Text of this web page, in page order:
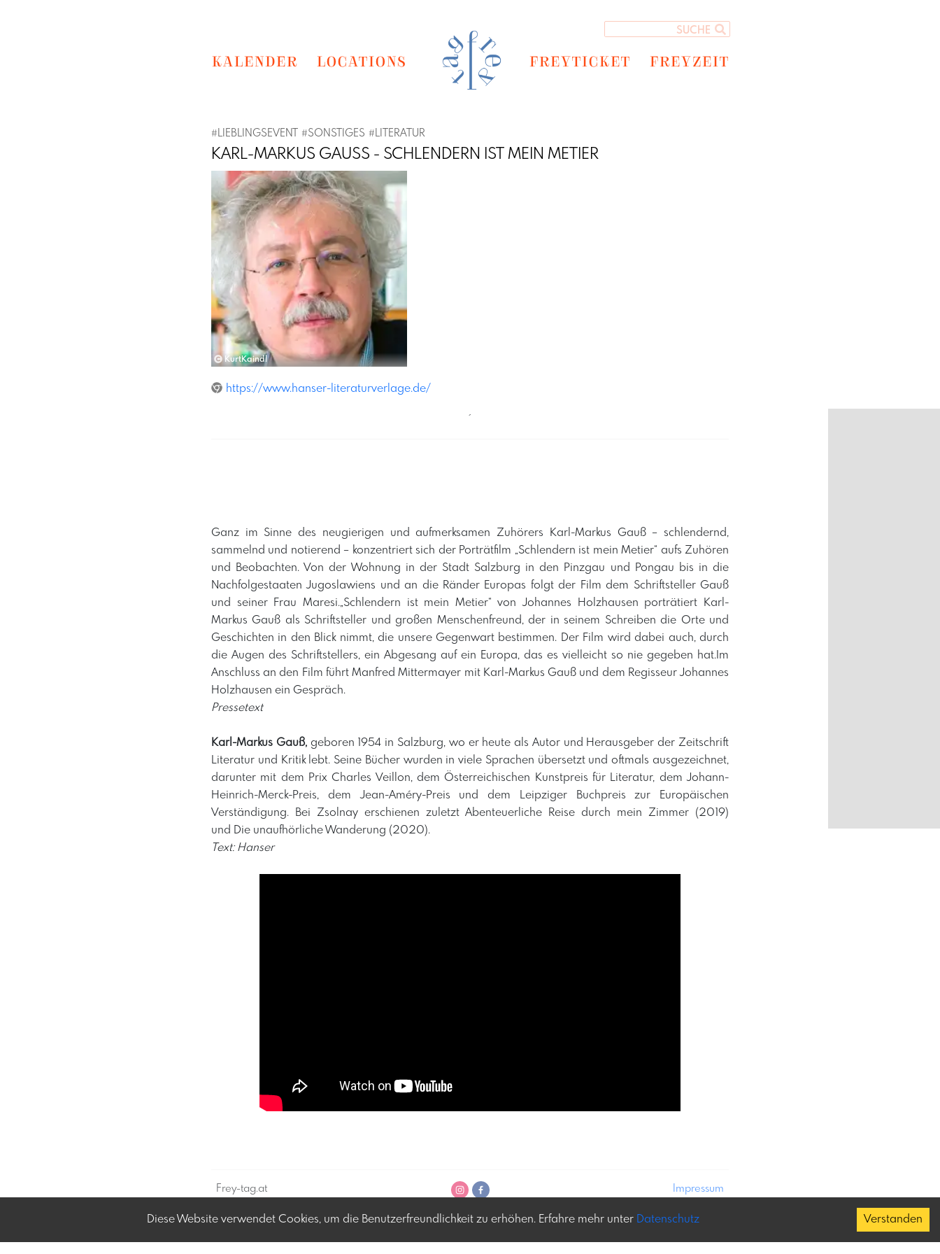
KALENDER LOCATIONS FREYTICKET FREYZEIT
#LIEBLINGSEVENT #SONSTIGES #LITERATUR
KARL-MARKUS GAUSS - SCHLENDERN IST MEIN METIER
KurtKaindl
Previous
https://www.hanser-literaturverlage.de/
´
Ganz im Sinne des neugierigen und aufmerksamen Zuhörers Karl-Markus Gauß – schlendernd,
sammelnd und notierend – konzentriert sich der Porträtfilm „Schlendern ist mein Metier“ aufs Zuhören
und Beobachten. Von der Wohnung in der Stadt Salzburg in den Pinzgau und Pongau bis in die
Nachfolgestaaten Jugoslawiens und an die Ränder Europas folgt der Film dem Schriftsteller Gauß
und seiner Frau Maresi.„Schlendern ist mein Metier“ von Johannes Holzhausen porträtiert Karl-
Markus Gauß als Schriftsteller und großen Menschenfreund, der in seinem Schreiben die Orte und
Geschichten in den Blick nimmt, die unsere Gegenwart bestimmen. Der Film wird dabei auch, durch
die Augen des Schriftstellers, ein Abgesang auf ein Europa, das es vielleicht so nie gegeben hat.Im
Anschluss an den Film führt Manfred Mittermayer mit Karl-Markus Gauß und dem Regisseur Johannes
Holzhausen ein Gespräch.
Pressetext
​Karl-Markus Gauß,geboren 1954 in Salzburg, wo er heute als Autor und Herausgeber der Zeitschrift
Literatur und Kritik lebt. Seine Bücher wurden in viele Sprachen übersetzt und oftmals ausgezeichnet,
darunter mit dem Prix Charles Veillon, dem Österreichischen Kunstpreis für Literatur, dem Johann-
Heinrich-Merck-Preis, dem Jean-Améry-Preis und dem Leipziger Buchpreis zur Europäischen
Verständigung. Bei Zsolnay erschienen zuletzt Abenteuerliche Reise durch mein Zimmer (2019)
und Die unaufhörliche Wanderung (2020).
Text: Hanser
Diese Website verwendet Cookies, um die Benutzerfreundlichkeit zu erhöhen. Erfahre mehr unter Datenschutz Verstanden
Frey-tag.at
und mehr in Österreich
Impressum
Copyright